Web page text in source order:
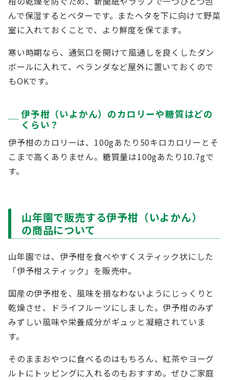
んで保湿するとベターです。またヘタを下に向けて野菜
室に入れておくことで、より鮮度を保てます。
寒い時期なら、通気口を開けて風通しを良くしたダン
ボールに入れて、ベランダなど屋外に置いておくので
もOKです。
伊予柑（いよかん）のカロリーや糖質はどの
くらい？
伊予柑のカロリーは、100gあたり50キロカロリーとそ
こまで高くありません。糖質量は100gあたり10.7gで
す。
山年園で販売する伊予柑（いよかん）
の商品について
山年園では、伊予柑を食べやすくスティック状にした
「伊予柑スティック」を販売中。
国産の伊予柑を、風味を損なわないようにじっくりと
乾燥させ、ドライフルーツにしました。伊予柑のみず
みずしい風味や栄養成分がギュッと凝縮されていま
す。
そのままおやつに食べるのはもちろん、紅茶やヨーグ
ルトにトッピングに入れるのもおすすめ。ぜひご家庭